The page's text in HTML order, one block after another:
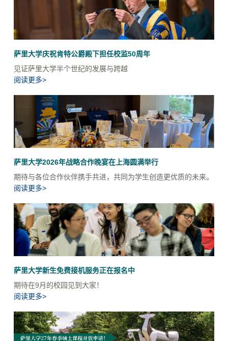
萨里大学庆祝肯特公爵殿下担任校监50周年
见证萨里大学半个世纪的发展与跨越
阅读更多>
萨里大学2026年战略合作晚宴在上海圆满举行
期待与各位合作伙伴携手共进，共同为学生创造更优质的未来。
阅读更多>
萨里大学新生免费接机服务正在报名中
期待在9月的校园见到大家！
阅读更多>